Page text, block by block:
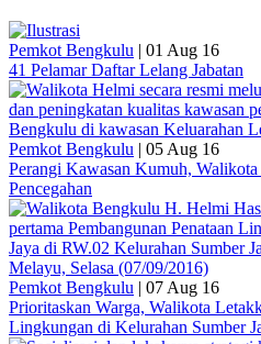
Pemkot Bengkulu | 01 Aug 16
41 Pelamar Daftar Lelang Jabatan
Pemkot Bengkulu | 05 Aug 16
Perangi Kawasan Kumuh,
Pencegahan
Pemkot Bengkulu | 07 Aug 16
Prioritaskan Warga, Walikota
Lingkungan di Kelurahan Sumber